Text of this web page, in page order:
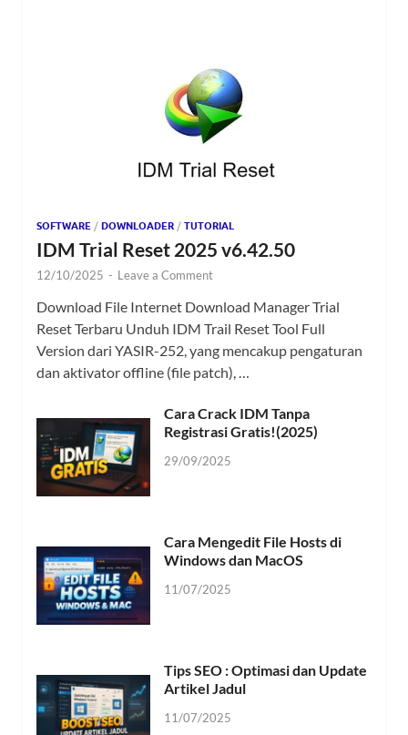
SOFTWARE / DOWNLOADER / TUTORIAL
IDM Trial Reset 2025 v6.42.50
12/10/2025 - Leave a Comment
Download File Internet Download Manager Trial
Reset Terbaru Unduh IDM Trail Reset Tool Full
Version dari YASIR-252, yang mencakup pengaturan
dan aktivator offline (file patch), …
Cara Crack IDM Tanpa
Registrasi Gratis!(2025)
29/09/2025
Cara Mengedit File Hosts di
Windows dan MacOS
11/07/2025
Tips SEO : Optimasi dan Update
Artikel Jadul
11/07/2025